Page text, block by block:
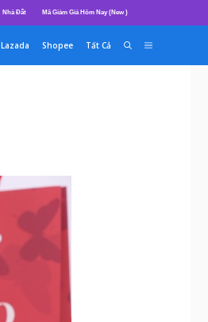
Nhà Đất Mã Giảm Giá Hôm Nay (New )
Lazada Shopee Tất Cả